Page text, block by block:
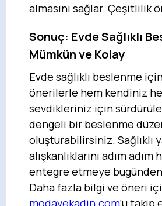
almasını sağlar. Çeşitlilik
Sonuç: Evde Sağlıklı
Mümkün ve Kolay
Evde sağlıklı beslenme
önerilerle hem kendiniz
sevdikleriniz için
dengeli bir beslenme
oluşturabilirsiniz. Sağlıklı
alışkanlıklarını adım adım
entegre etmeye bugünden
Daha fazla bilgi ve öneri
modavekadin.com’u takip